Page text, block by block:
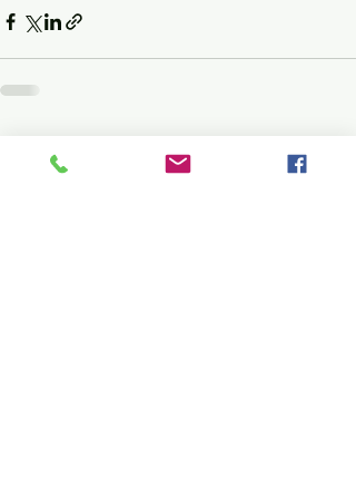
Entradas recientes